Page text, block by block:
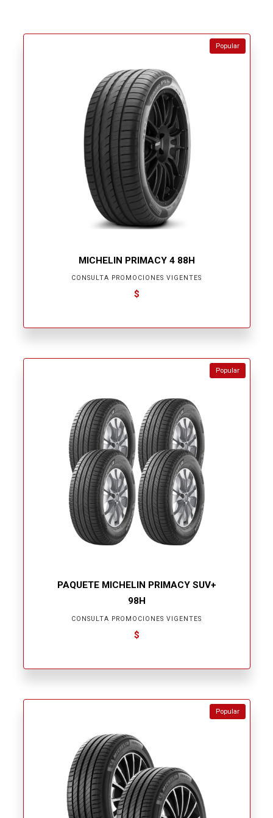
MICHELIN PRIMACY 4 88H
CONSULTA PROMOCIONES VIGENTES
$
Popular
PAQUETE MICHELIN PRIMACY SUV+
98H
CONSULTA PROMOCIONES VIGENTES
$
Popular
Popular